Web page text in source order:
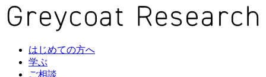
はじめての方へ
学ぶ
ご相談